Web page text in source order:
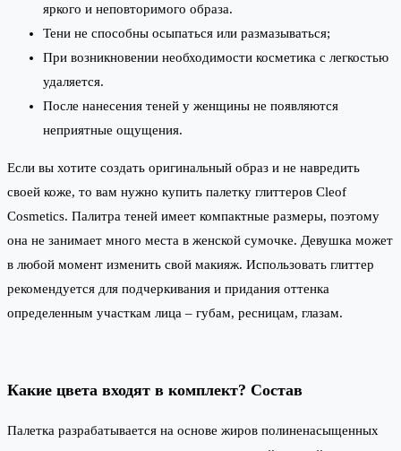
яркого и неповторимого образа.
Тени не способны осыпаться или размазываться;
При возникновении необходимости косметика с легкостью
удаляется.
После нанесения теней у женщины не появляются
неприятные ощущения.
Если вы хотите создать оригинальный образ и не навредить
своей коже, то вам нужно купить палетку глиттеров Cleof
Cosmetics. Палитра теней имеет компактные размеры, поэтому
она не занимает много места в женской сумочке. Девушка может
в любой момент изменить свой макияж. Использовать глиттер
рекомендуется для подчеркивания и придания оттенка
определенным участкам лица – губам, ресницам, глазам.
Какие цвета входят в комплект? Состав
Палетка разрабатывается на основе жиров полиненасыщенных